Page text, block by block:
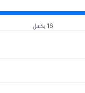
16 بكسل